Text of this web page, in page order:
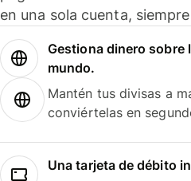
en una sola cuenta,
Gestiona dinero sobre
mundo.
Mantén tus divisas a
conviértelas en
Una tarjeta de débito